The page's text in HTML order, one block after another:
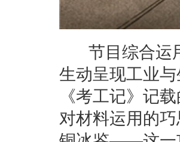
节目综合运用
生动呈现工业
《考工记》记
对材料运用的